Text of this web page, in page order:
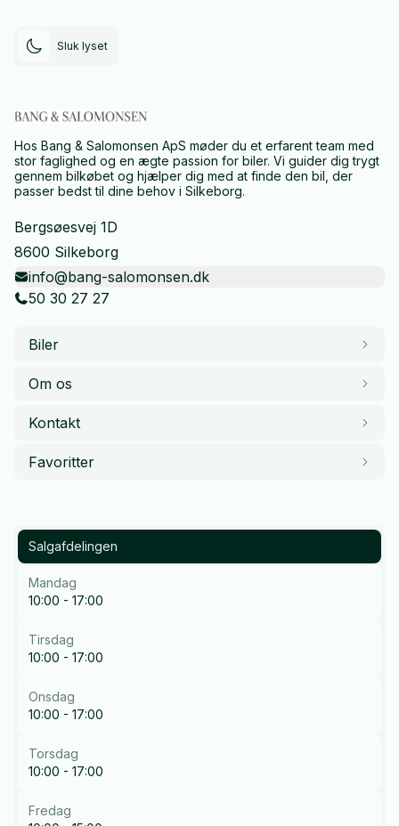
Sluk lyset
Hos Bang & Salomonsen ApS møder du et erfarent team med
stor faglighed og en ægte passion for biler. Vi guider dig trygt
gennem bilkøbet og hjælper dig med at finde den bil, der
passer bedst til dine behov i Silkeborg.
Bergsøesvej 1D
8600 Silkeborg
info@bang-salomonsen.dk
50 30 27 27
Biler
Om os
Kontakt
Favoritter
Salgafdelingen
Mandag
10:00 - 17:00
Tirsdag
10:00 - 17:00
Onsdag
10:00 - 17:00
Torsdag
10:00 - 17:00
Fredag